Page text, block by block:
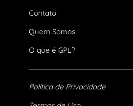
Contato
Quem Somos
O que é GPL?
Política de Privacidade